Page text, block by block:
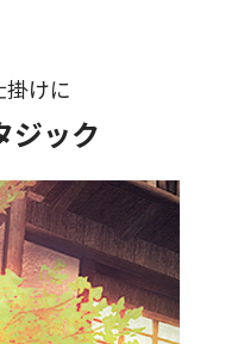
けに
ジック